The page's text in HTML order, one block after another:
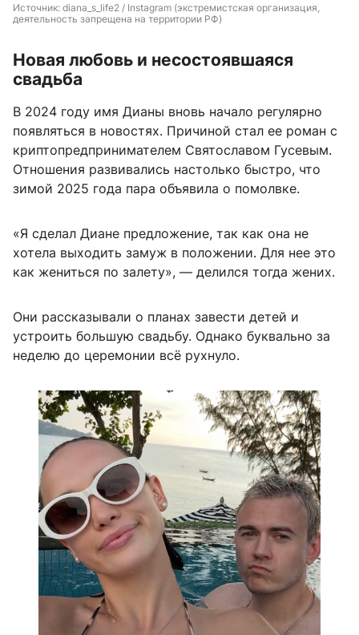
Источник: diana_s_life2 / Instagram (экстремистская организация,
деятельность запрещена на территории РФ)
Новая любовь и несостоявшаяся
свадьба
В 2024 году имя Дианы вновь начало регулярно
появляться в новостях. Причиной стал ее роман с
криптопредпринимателем Святославом Гусевым.
Отношения развивались настолько быстро, что
зимой 2025 года пара объявила о помолвке.
«Я сделал Диане предложение, так как она не
хотела выходить замуж в положении. Для нее это
как жениться по залету», — делился тогда жених.
Они рассказывали о планах завести детей и
устроить большую свадьбу. Однако буквально за
неделю до церемонии всё рухнуло.